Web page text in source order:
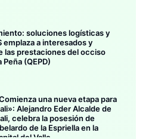
soluciones logísticas y
emplaza a interesados y
las prestaciones del occiso
(QEPD)
una nueva etapa para
Alejandro Eder Alcalde de
celebra la posesión de
de la Espriella en la